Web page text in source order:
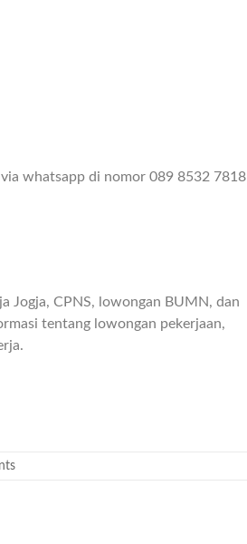
whatsapp di nomor 089 8532 7818
Jogja, CPNS, lowongan BUMN, dan
tentang lowongan pekerjaan,